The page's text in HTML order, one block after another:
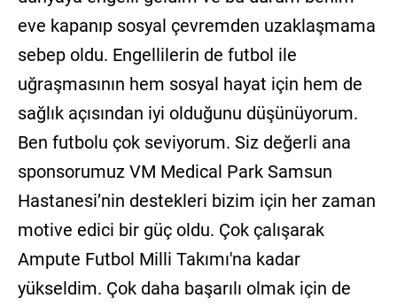
eve kapanıp sosyal çevremden uzaklaşmama
sebep oldu. Engellilerin de futbol ile
uğraşmasının hem sosyal hayat için hem de
sağlık açısından iyi olduğunu düşünüyorum.
Ben futbolu çok seviyorum. Siz değerli ana
sponsorumuz VM Medical Park Samsun
Hastanesi’nin destekleri bizim için her zaman
motive edici bir güç oldu. Çok çalışarak
Ampute Futbol Milli Takımı'na kadar
yükseldim. Çok daha başarılı olmak için de